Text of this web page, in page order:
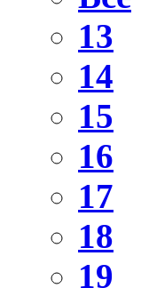
13
14
15
16
17
18
19